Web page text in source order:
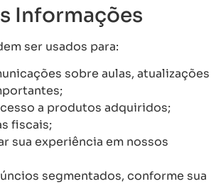
Informações
ser usados para:
sobre aulas, atualizações
a produtos adquiridos;
fiscais;
sua experiência em nossos
segmentados, conforme sua